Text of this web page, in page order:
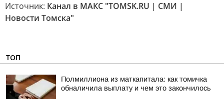
Источник: Канал в МАКС "TOMSK.RU | СМИ |
Новости Томска"
ТОП
Полмиллиона из маткапитала: как томичка
обналичила выплату и чем это закончилось